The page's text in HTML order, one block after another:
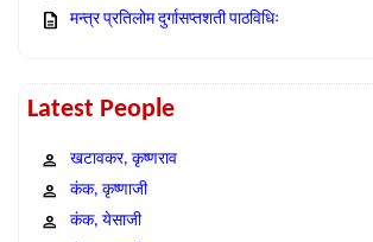
मन्त्र प्रतिलोम दुर्गासप्तशती पाठविधिः
Latest People
खटावकर, कृष्णराव
कंक, कृष्णाजी
कंक, येसाजी